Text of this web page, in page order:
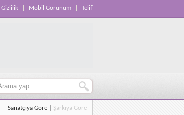
Gizlilik Mobil Görünüm Telif
Sanatçıya Göre Şarkıya Göre